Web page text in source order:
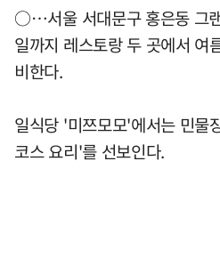
○…서울 서대문구 홍은동 그
일까지 레스토랑 두 곳에서 여
비한다.
일식당 '미쯔모모'에서는 민물
코스 요리'를 선보인다.